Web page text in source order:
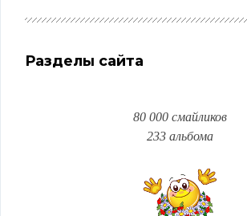
Разделы сайта
80 000 смайликов
233 альбома